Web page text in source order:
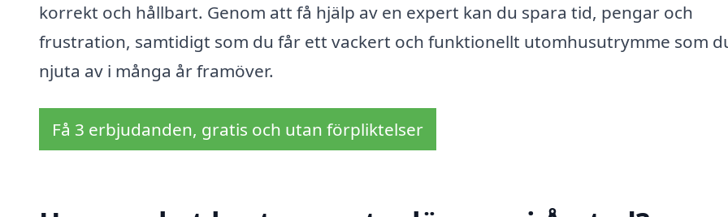
korrekt och hållbart. Genom att få hjälp av en expert kan du spara tid, pengar och
frustration, samtidigt som du får ett vackert och funktionellt utomhusutrymme som
njuta av i många år framöver.
Få 3 erbjudanden, gratis och utan förpliktelser